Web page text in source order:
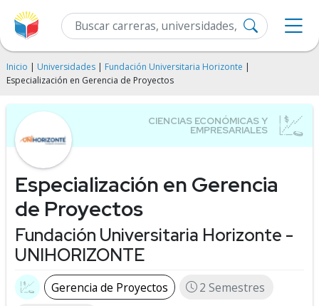
Inicio | Universidades | Fundación Universitaria Horizonte |
Especialización en Gerencia de Proyectos
Especialización en Gerencia
de Proyectos
Fundación Universitaria Horizonte -
UNIHORIZONTE
Gerencia de Proyectos
2 Semestres